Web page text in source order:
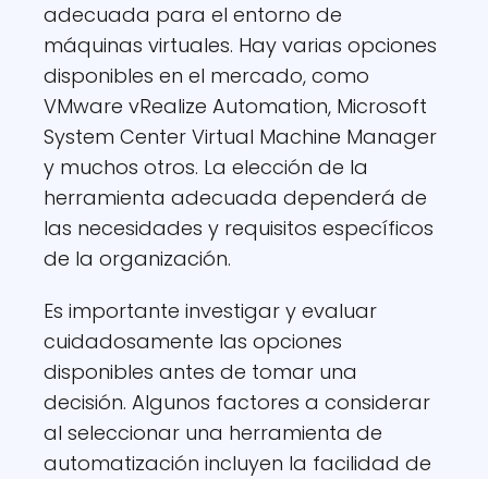
adecuada para el entorno de
máquinas virtuales. Hay varias opciones
disponibles en el mercado, como
VMware vRealize Automation, Microsoft
System Center Virtual Machine Manager
y muchos otros. La elección de la
herramienta adecuada dependerá de
las necesidades y requisitos específicos
de la organización.
Es importante investigar y evaluar
cuidadosamente las opciones
disponibles antes de tomar una
decisión. Algunos factores a considerar
al seleccionar una herramienta de
automatización incluyen la facilidad de